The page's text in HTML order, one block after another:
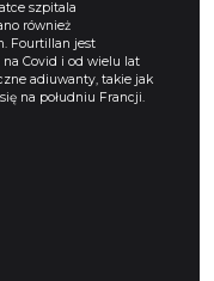
szpitala
również
Fourtillan jest
Covid i od wielu lat
adiuwanty, takie jak
na południu Francji.